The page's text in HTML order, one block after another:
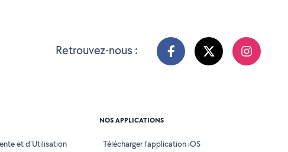
Retrouvez-nous :
et d'Utilisation
NOS APPLICATIONS
Télécharger l’application iOS